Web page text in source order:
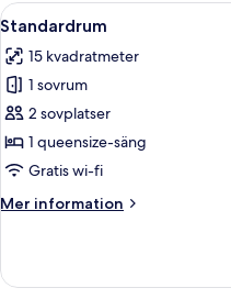
kingsize-
(Top
Floor)
Öppna
alla
foton
för
Standardrum
8
Standardrum
15 kvadratmeter
1 sovrum
2 sovplatser
1 queensize-säng
Gratis wi-fi
Mer information
Mer